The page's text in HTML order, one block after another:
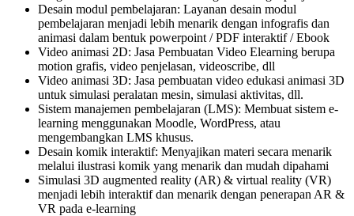
Desain modul pembelajaran: Layanan desain modul
pembelajaran menjadi lebih menarik dengan infografis dan
animasi dalam bentuk powerpoint / PDF interaktif / Ebook
Video animasi 2D: Jasa Pembuatan Video Elearning berupa
motion grafis, video penjelasan, videoscribe, dll
Video animasi 3D: Jasa pembuatan video edukasi animasi 3D
untuk simulasi peralatan mesin, simulasi aktivitas, dll.
Sistem manajemen pembelajaran (LMS): Membuat sistem e-
learning menggunakan Moodle, WordPress, atau
mengembangkan LMS khusus.
Desain komik interaktif: Menyajikan materi secara menarik
melalui ilustrasi komik yang menarik dan mudah dipahami
Simulasi 3D augmented reality (AR) & virtual reality (VR)
menjadi lebih interaktif dan menarik dengan penerapan AR &
VR pada e-learning